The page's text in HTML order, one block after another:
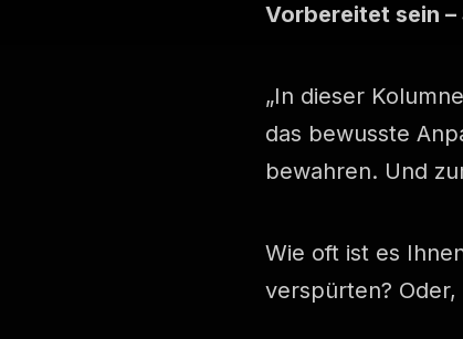
Vorbereitet sein –
„In dieser
das bewusste
bewahren. Und
Wie oft ist es
verspürten?